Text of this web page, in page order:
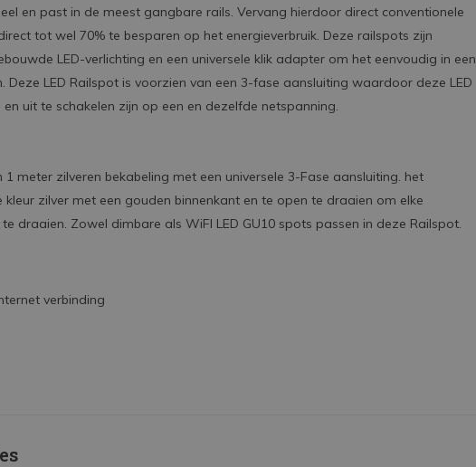
en past in de meest gangbare rails. Vervang hierdoor direct conventionele
tot wel 70% te besparen op het energieverbruik. Deze railspots zijn
LED-verlichting en een universele klik adapter om het eenvoudig in een
Deze LED Railspot is voorzien van een 3-fase aansluiting waardoor deze LED
uit te schakelen zijn op een en dezelfde netspanning.
1 meter zilveren bekabeling met een universele 3-Fase aansluiting. het
zilver met een gouden binnenkant en te open te draaien om elke
draaien. Zowel dimbare als WiFI LED GU10 spots passen in deze Railspot.
verbinding